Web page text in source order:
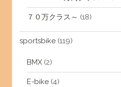
７０万クラス～ (18)
sportsbike(119)
BMX(2)
E-bike(4)